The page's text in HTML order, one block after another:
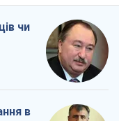
чи
в